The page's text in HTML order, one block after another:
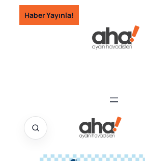
İçeriğe
geç
Haber Yayınla!